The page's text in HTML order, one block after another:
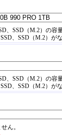
、SSD（M.2）の容
、SSD（M.2）
、SSD（M.2）の容
、SSD（M.2）
ん。